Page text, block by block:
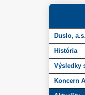
Duslo, a.s.
História
Výsledky
Koncern